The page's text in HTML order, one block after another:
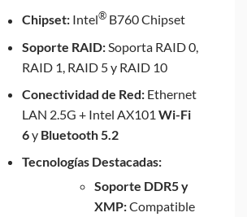
Chipset: Intel® B760 Chipset
Soporte RAID: Soporta RAID 0,
RAID 1, RAID 5 y RAID 10
Conectividad de Red: Ethernet
LAN 2.5G + Intel AX101 Wi-Fi
6y Bluetooth 5.2
Tecnologías Destacadas:
Soporte DDR5 y
XMP:Compatible